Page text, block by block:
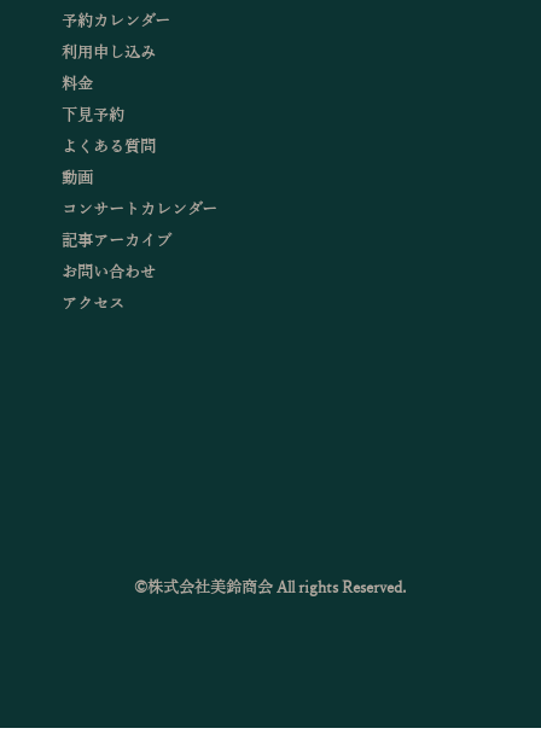
予約カレンダー
利用申し込み
料金
下見予約
よくある質問
動画
コンサートカレンダー
記事アーカイブ
お問い合わせ
アクセス
©株式会社美鈴商会 All rights Reserved.